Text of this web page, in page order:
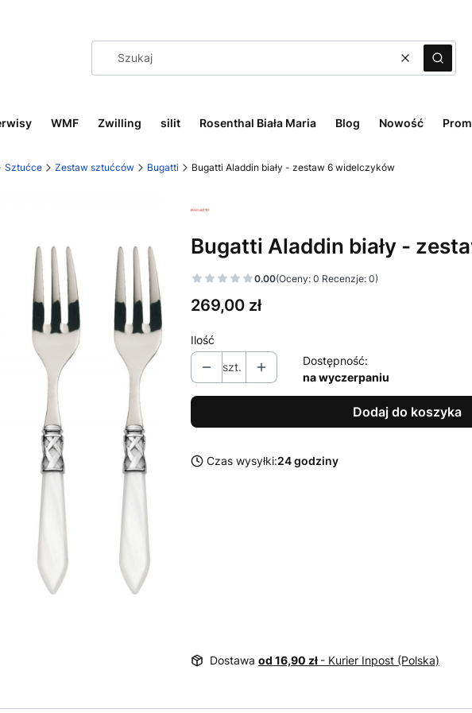
WyczyśćSzukaj
WMF Zwilling silit Rosenthal Biała Maria Blog Nowość
Sztućce Zestaw sztućców Bugatti Bugatti Aladdin biały - zestaw 6 widelczyków
Bugatti Aladdin biały -
0.00(Oceny: 0 Recenzje: 0)
Cena
269,00 zł
Ilość
szt.
Dostępność:
na wyczerpaniu
Dodaj do koszyka
Czas wysyłki:24 godziny
Dostawa od 16,90 zł - Kurier Inpost (Polska)